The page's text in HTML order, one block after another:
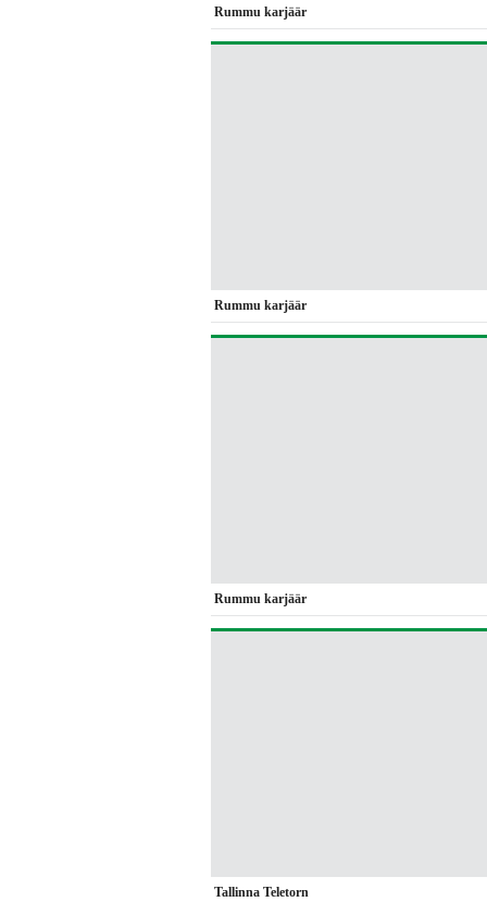
Rummu karjäär
Rummu karjäär
Rummu karjäär
Tallinna Teletorn